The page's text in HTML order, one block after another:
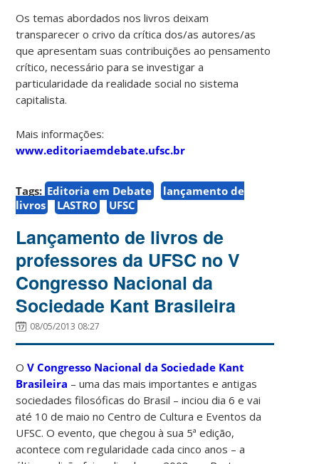
Os temas abordados nos livros deixam
transparecer o crivo da crítica dos/as autores/as
que apresentam suas contribuições ao pensamento
crítico, necessário para se investigar a
particularidade da realidade social no sistema
capitalista.
Mais informações:
www.editoriaemdebate.ufsc.br
Tags: Editoria em Debate
lançamento de
livros
LASTRO UFSC
Lançamento de livros de
professores da UFSC no V
Congresso Nacional da
Sociedade Kant Brasileira
08/05/2013 08:27
OV Congresso Nacional da Sociedade Kant
Brasileira – uma das mais importantes e antigas
sociedades filosóficas do Brasil – inciou dia 6 e vai
até 10 de maio no Centro de Cultura e Eventos da
UFSC. O evento, que chegou à sua 5ª edição,
acontece com regularidade cada cinco anos – a